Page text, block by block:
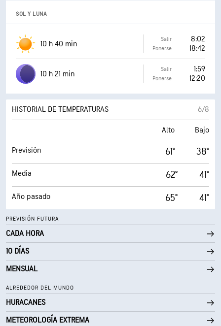
SOL Y LUNA
10 h 40 min Salir 8:02
Ponerse 18:42
10 h 21 min Salir 1:59
Ponerse 12:20
HISTORIAL DE TEMPERATURAS 6/8
Alto Bajo
Previsión 61° 38°
Media 62° 41°
Año pasado 65° 41°
PREVISIÓN FUTURA
CADA HORA
10 DÍAS
MENSUAL
ALREDEDOR DEL MUNDO
HURACANES
METEOROLOGÍA EXTREMA